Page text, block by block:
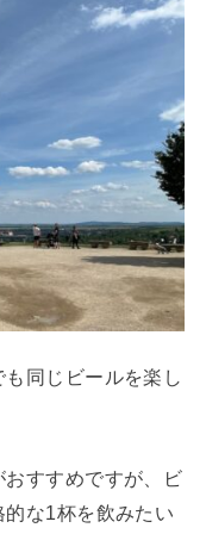
同じビールを楽し
すすめですが、ビ
な1杯を飲みたい